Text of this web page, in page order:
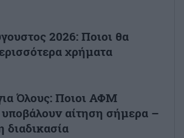
2026: Ποιοι θα
χρήματα
Όλους: Ποιοι ΑΦΜ
αίτηση σήμερα –